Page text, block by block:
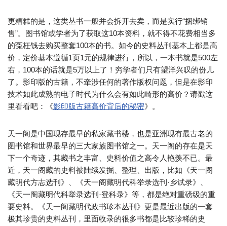
更糟糕的是，这类丛书一般并会拆开去卖，而是实行“捆绑销
售”。图书馆或学者为了获取这10本资料，就不得不花费相当多
的冤枉钱去购买整套100本的书。如今的史料丛刊基本上都是高
价，定价基本遵循1页1元的规律进行，所以，一本书就是500左
右，100本的话就是5万以上了！穷学者们只有望洋兴叹的份儿
了。影印版的古籍，不牵涉任何的著作版权问题，但是在影印
技术如此成熟的电子时代为什么会有如此畸形的高价？请戳这
里看看吧：《影印版古籍高价背后的秘密》。
天一阁是中国现存最早的私家藏书楼，也是亚洲现有最古老的
图书馆和世界最早的三大家族图书馆之一。天一阁的存在是天
下一个奇迹，其藏书之丰富、史料价值之高令人艳羡不已。最
近，天一阁藏的史料被陆续发掘、整理、出版，比如《天一阁
藏明代方志选刊》、《天一阁藏明代科举录选刊·乡试录》、
《天一阁藏明代科举录选刊·登科录》等，都是绝对重磅级的重
要史料。《天一阁藏明代政书珍本丛刊》更是最近出版的一套
极其珍贵的史料丛刊，里面收录的很多书都是比较珍稀的史